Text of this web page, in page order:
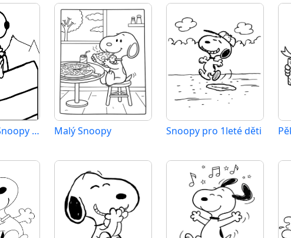
Tisknutelný Snoopy zadarmo Malý Snoopy Snoopy pro 1leté děti